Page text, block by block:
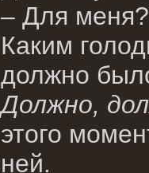
– Для
Каким
должно
Должно,
этого
ней.